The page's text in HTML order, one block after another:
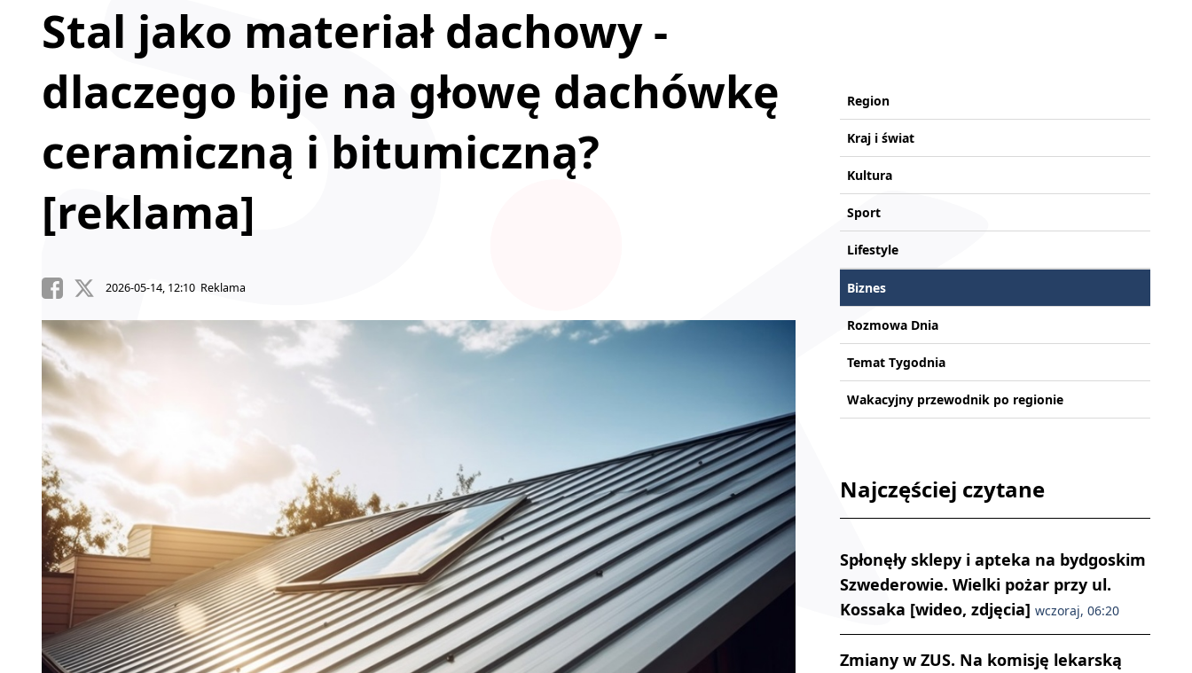
Stal jako materiał dachowy -
dlaczego bije na głowę dachówkę
ceramiczną i bitumiczną?
[reklama]
2026-05-14, 12:10 Reklama
Region
Kraj i świat
Kultura
Sport
Lifestyle
Biznes
Rozmowa Dnia
Temat Tygodnia
Wakacyjny przewodnik po regionie
Najczęściej czytane
Spłonęły sklepy i apteka na bydgoskim
Szwederowie. Wielki pożar przy ul.
Kossaka [wideo, zdjęcia] wczoraj, 06:20
Zmiany w ZUS. Na komisję lekarską